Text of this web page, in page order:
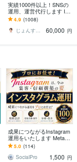
実績1000件以上！SNSの
運用、運営代行します Ins
tagram,Twitter,TikTok等運
用です
4.9 (1008)
じょんすみす＠SNSマーケター
60,000 円
成果につながるInstagram
運用をいたします Meta広
告運用も！Facebook・Th
readsも連携可
5.0 (114)
SocialPro
1,500 円